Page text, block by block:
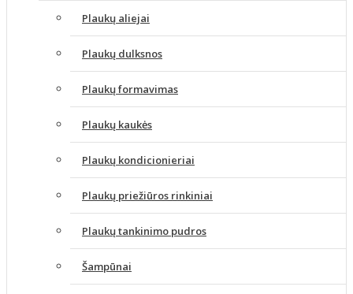
Plaukų aliejai
Plaukų dulksnos
Plaukų formavimas
Plaukų kaukės
Plaukų kondicionieriai
Plaukų priežiūros rinkiniai
Plaukų tankinimo pudros
Šampūnai